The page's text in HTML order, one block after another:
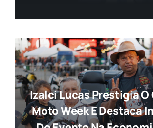
Izalci Lucas Prestigia
Moto Week E Destaca